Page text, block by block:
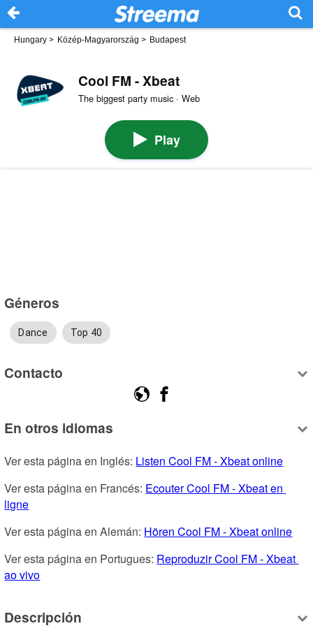
Hungary > Közép-Magyarország > Budapest
Cool FM - Xbeat
The biggest party music · Web
Play
Géneros
Dance Top 40
Contacto
En otros idiomas
Ver esta página en Inglés: Listen Cool FM - Xbeat online
Ver esta página en Francés: Ecouter Cool FM - Xbeat en
ligne
Ver esta página en Alemán: Hören Cool FM - Xbeat online
Ver esta página en Portugues: Reproduzir Cool FM - Xbeat
ao vivo
Descripción